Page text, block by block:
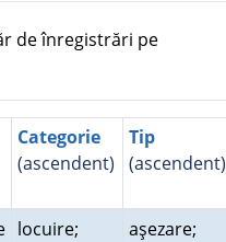
de înregistrări pe
Categorie
(ascendent)
Tip
(ascendent)
locuire;
aşezare;